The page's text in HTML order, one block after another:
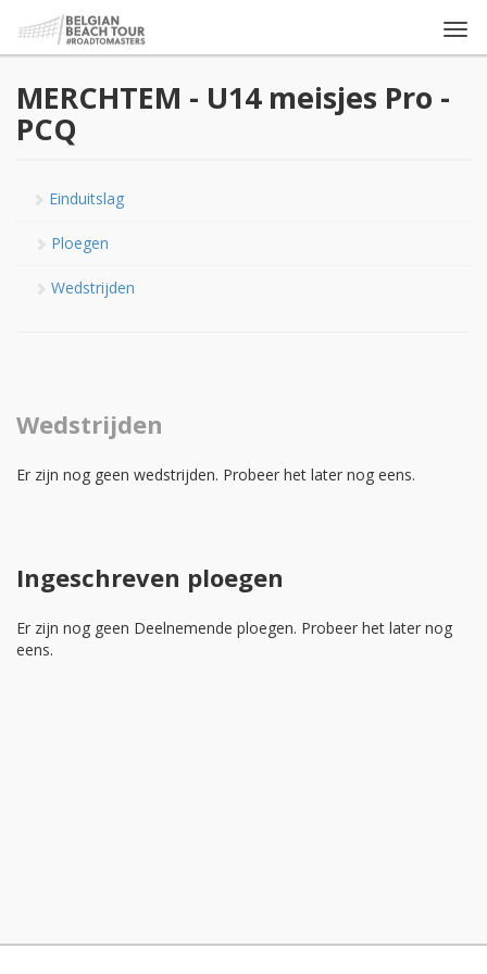
MERCHTEM - U14 meisjes Pro -
PCQ
Einduitslag
Ploegen
Wedstrijden
Wedstrijden
Er zijn nog geen wedstrijden. Probeer het later nog eens.
Ingeschreven ploegen
Er zijn nog geen Deelnemende ploegen. Probeer het later nog
eens.